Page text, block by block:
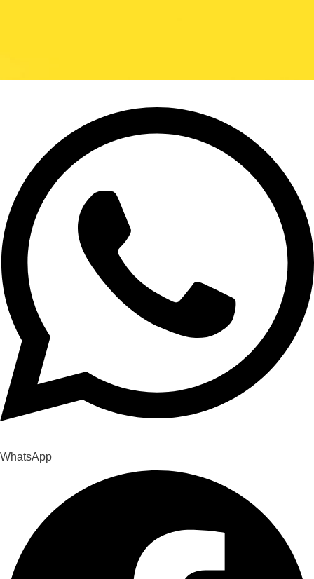
WhatsApp